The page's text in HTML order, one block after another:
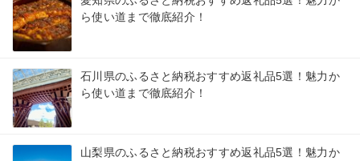
ら使い道まで徹底紹介！
石川県のふるさと納税おすすめ返礼品5選！魅力か
ら使い道まで徹底紹介！
山梨県のふるさと納税おすすめ返礼品5選！魅力か